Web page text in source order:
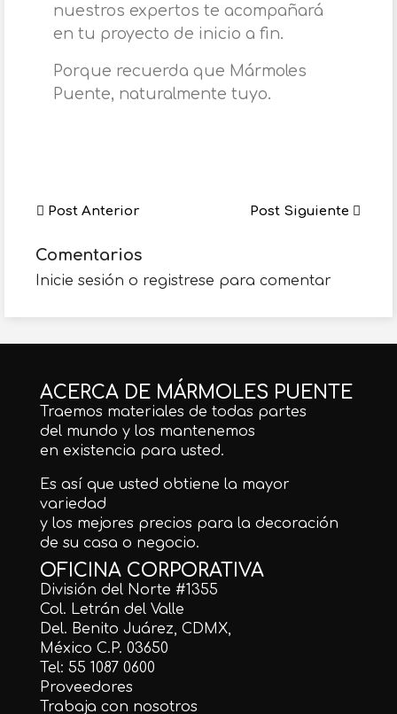
nuestros expertos te acompañará
en tu proyecto de inicio a fin.
Porque recuerda que Mármoles
Puente, naturalmente tuyo.
Post Anterior Post Siguiente
Comentarios
Inicie sesión o registrese para comentar
ACERCA DE MÁRMOLES PUENTE
Traemos materiales de todas partes
del mundo y los mantenemos
en existencia para usted.
Es así que usted obtiene la mayor
variedad
y los mejores precios para la decoración
de su casa o negocio.
OFICINA CORPORATIVA
División del Norte #1355
Col. Letrán del Valle
Del. Benito Juárez, CDMX,
México C.P. 03650
Tel: 55 1087 0600
Proveedores
Trabaja con nosotros